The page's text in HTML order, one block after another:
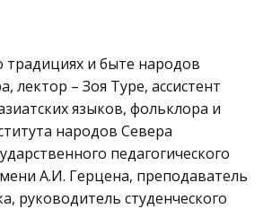
традициях и быте народов
лектор – Зоя Туре, ассистент
языков, фольклора и
народов Севера
педагогического
А.И. Герцена, преподаватель
руководитель студенческого